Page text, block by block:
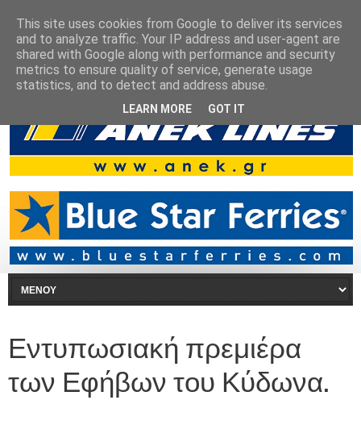
Εντυπωσιακή πρεμιέρα
των Εφήβων του Κύδωνα.
This site uses cookies from Google to deliver its services
and to analyze traffic. Your IP address and user-agent are
shared with Google along with performance and security
metrics to ensure quality of service, generate usage
statistics, and to detect and address abuse.
LEARN MORE GOT IT